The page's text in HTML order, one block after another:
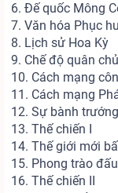
6. Đế quốc Mông
7. Văn hóa Phục
8. Lịch sử Hoa Kỳ
9. Chế độ quân
10. Cách mạng
11. Cách mạng
12. Sự bành
13. Thế chiến I
14. Thế giới mới
15. Phong trào
16. Thế chiến II